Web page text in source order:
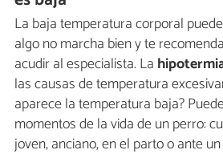
La baja temperatura corporal
algo no marcha bien y te
acudir al especialista. La
las causas de temperatura
aparece la temperatura baja?
momentos de la vida de un perro:
joven, anciano, en el parto o ante